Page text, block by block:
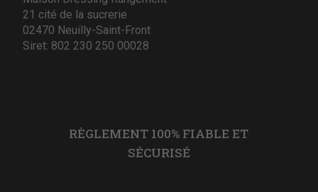
21 cité de la sucrerie
02470 Neuilly-Saint-Front
Siret: 802 230 250 00028
RÈGLEMENT 100% FIABLE ET
SÉCURISÉ